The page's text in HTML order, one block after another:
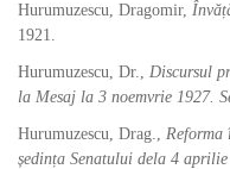
Hurumuzescu, Dragomir,
1921.
Hurumuzescu, Dr., Discursul
la Mesaj la 3 noemvrie 1927.
Hurumuzescu, Drag., Reforma
ședința Senatului dela 4